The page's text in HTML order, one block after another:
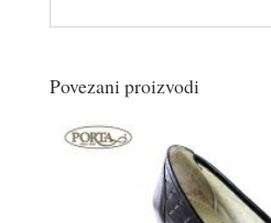
Povezani proizvodi